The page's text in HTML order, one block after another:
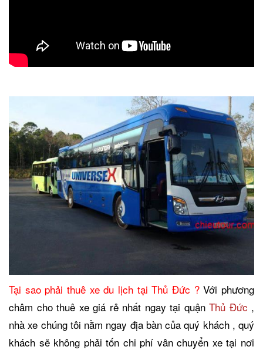
Tại sao phải thuê xe du lịch tại Thủ Đức ?Với phương
châm cho thuê xe giá rẻ nhất ngay tại quận Thủ Đức ,
nhà xe chúng tôi nằm ngay địa bàn của quý khách , quý
khách sẽ không phải tốn chi phí vân chuyển xe tại nơi